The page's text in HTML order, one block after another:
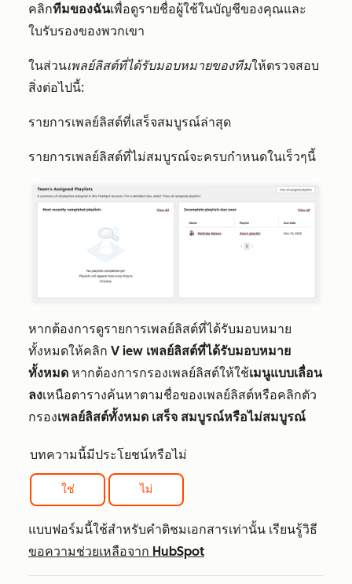
คลิกทีมของฉันเพื่อดูรายชื่อผู้ใช้ในบัญชีของคุณและ
ใบรับรองของพวกเขา
ในส่วนเพลย์ลิสต์ที่ได้รับมอบหมายของทีมให้ตรวจสอบ
สิ่งต่อไปนี้:
รายการเพลย์ลิสต์ที่เสร็จสมบูรณ์ล่าสุด
รายการเพลย์ลิสต์ที่ไม่สมบูรณ์จะครบกำหนดในเร็วๆนี้
หากต้องการดูรายการเพลย์ลิสต์ที่ได้รับมอบหมาย
ทั้งหมดให้คลิก V iew เพลย์ลิสต์ที่ได้รับมอบหมาย
ทั้งหมด หากต้องการกรองเพลย์ลิสต์ให้ใช้เมนูแบบเลื่อน
ลงเหนือตารางค้นหาตามชื่อของเพลย์ลิสต์หรือคลิกตัว
กรองเพลย์ลิสต์ทั้งหมด เสร็จ สมบูรณ์หรือไม่สมบูรณ์
บทความนี้มีประโยชน์หรือไม่
ใช่ ไม่
แบบฟอร์มนี้ใช้สำหรับคำติชมเอกสารเท่านั้น เรียนรู้วิธี
ขอความช่วยเหลือจาก HubSpot